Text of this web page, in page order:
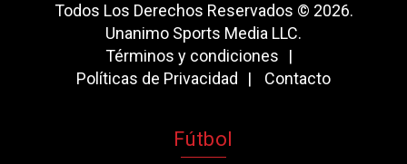
Todos Los Derechos Reservados © 2026.
Unanimo Sports Media LLC.
Términos y condiciones
Políticas de Privacidad
Contacto
Fútbol